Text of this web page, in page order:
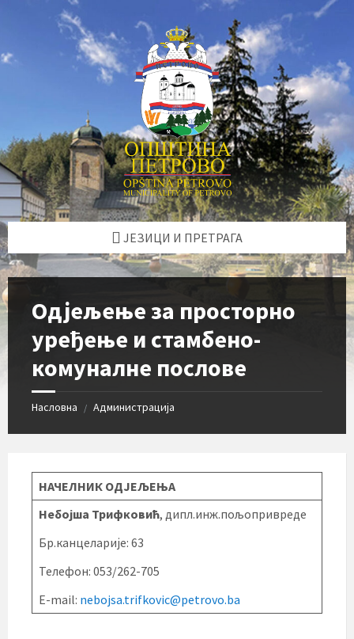
sidebar
ЈЕЗИЦИ И ПРЕТРАГА
Одјељење за просторно
уређење и стамбено-
комуналне послове
Насловна / Администрација
НАЧЕЛНИК ОДЈЕЉЕЊА
Небојша Трифковић, дипл.инж.пољопривреде
Бр.канцеларије: 63
Телефон: 053/262-705
E-mail: nebojsa.trifkovic@petrovo.ba